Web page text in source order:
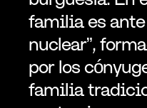
familia es
nuclear”,
por los
familia